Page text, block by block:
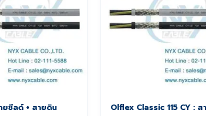
ยชีลด์ + สายดิน Olflex Classic 115 CY :